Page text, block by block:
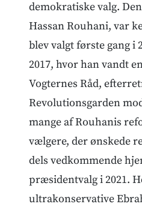
demokratiske valg.
Hassan Rouhani, var
blev valgt første gang i
2017, hvor han vandt
Vogternes Råd,
Revolutionsgarden
mange af Rouhanis
vælgere, der ønskede
dels vedkommende
præsidentvalg i 2021.
ultrakonservative